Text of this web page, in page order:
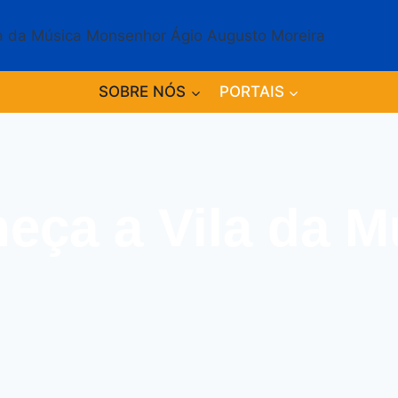
SOBRE NÓS PORTAIS